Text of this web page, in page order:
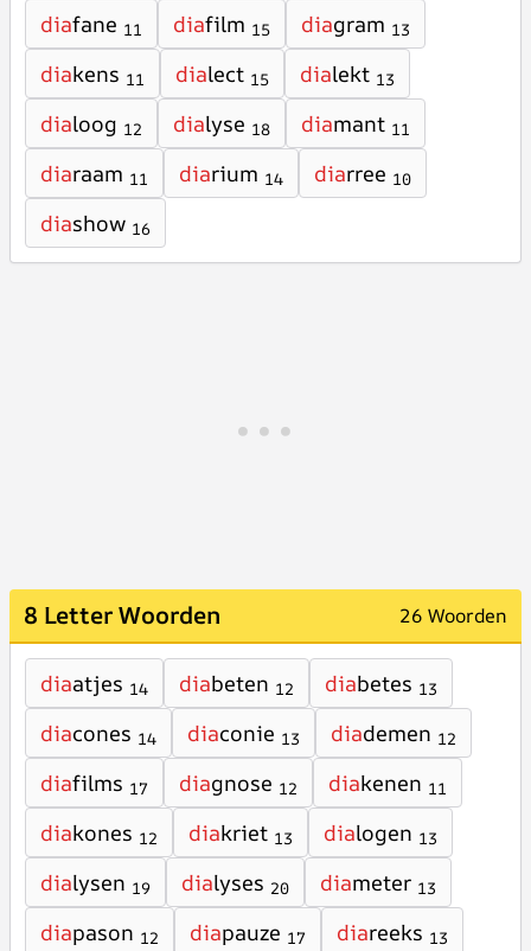
diafane 11 diafilm 15 diagram 13
diakens 11 dialect 15 dialekt 13
dialoog 12 dialyse 18 diamant 11
diaraam 11 diarium 14 diarree 10
diashow 16
8 Letter Woorden 26 Woorden
diaatjes 14 diabeten 12 diabetes 13
diacones 14 diaconie 13 diademen 12
diafilms 17 diagnose 12 diakenen 11
diakones 12 diakriet 13 dialogen 13
dialysen 19 dialyses 20 diameter 13
diapason 12 diapauze 17 diareeks 13